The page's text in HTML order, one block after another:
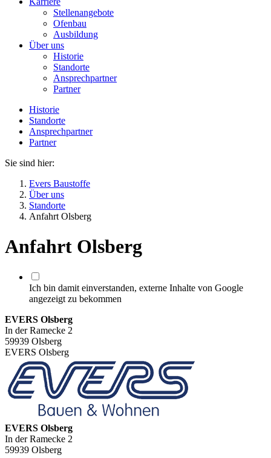
Stellenangebote
Ofenbau
Ausbildung
Über uns
Historie
Standorte
Ansprechpartner
Partner
Historie
Standorte
Ansprechpartner
Partner
Sie sind hier:
Evers Baustoffe
Über uns
Standorte
Anfahrt Olsberg
Anfahrt Olsberg
Ich bin damit einverstanden, externe Inhalte von Google
angezeigt zu bekommen
EVERS Olsberg
In der Ramecke 2
59939 Olsberg
EVERS Olsberg
EVERS Olsberg
In der Ramecke 2
59939 Olsberg